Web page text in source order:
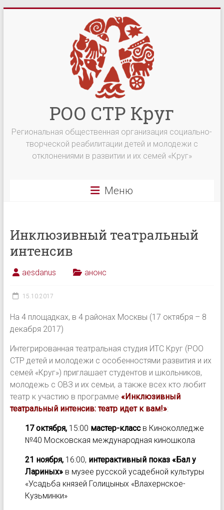
РОО СТР Круг
Региональная общественная организация социально-
творческой реабилитации детей и молодежи с
отклонениями в развитии и их семей «Круг»
Меню
Инклюзивный театральный
интенсив
aesdanus анонс
15.10.2017
На 4 площадках, в 4 районах Москвы (17 октября – 8
декабря 2017)
Интегрированная театральная студия ИТС Круг (РОО
СТР детей и молодежи с особенностями развития и их
семей «Круг») приглашает студентов и школьников,
молодежь с ОВЗ и их семьи, а также всех кто любит
театр к участию в программе «Инклюзивный
театральный интенсив: театр идет к вам!»:
17 октября, 15:00 мастер-классв Киноколледже
№40 Московская международная киношкола
21 ноября,16:00, интерактивный показ «Бал у
Лариных»в музее русской усадебной культуры
«Усадьба князей Голицыных «Влахернское-
Кузьминки»